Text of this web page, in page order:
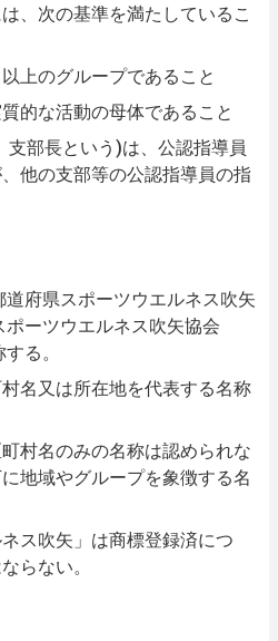
、次の基準を満たしているこ
上のグループであること
的な活動の母体であること
支部長という)は、公認指導員
他の支部等の公認指導員の指
府県スポーツウエルネス吹矢
ーツウエルネス吹矢協会
る。
名又は所在地を代表する名称
村名のみの名称は認められな
地域やグループを象徴する名
ス吹矢」は商標登録済につ
らない。